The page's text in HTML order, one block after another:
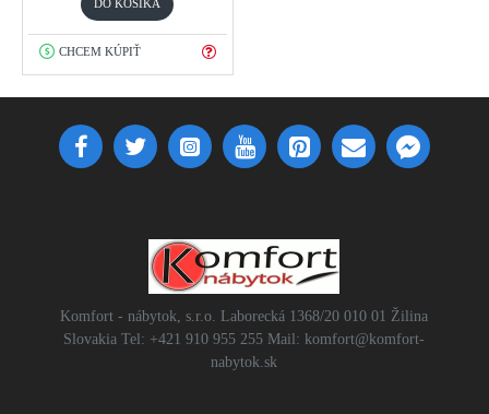
DO KOŠÍKA
CHCEM KÚPIŤ
Komfort - nábytok, s.r.o. Laborecká 1368/20 010 01 Žilina
Slovakia Tel: +421 910 955 255 Mail: komfort@komfort-
nabytok.sk